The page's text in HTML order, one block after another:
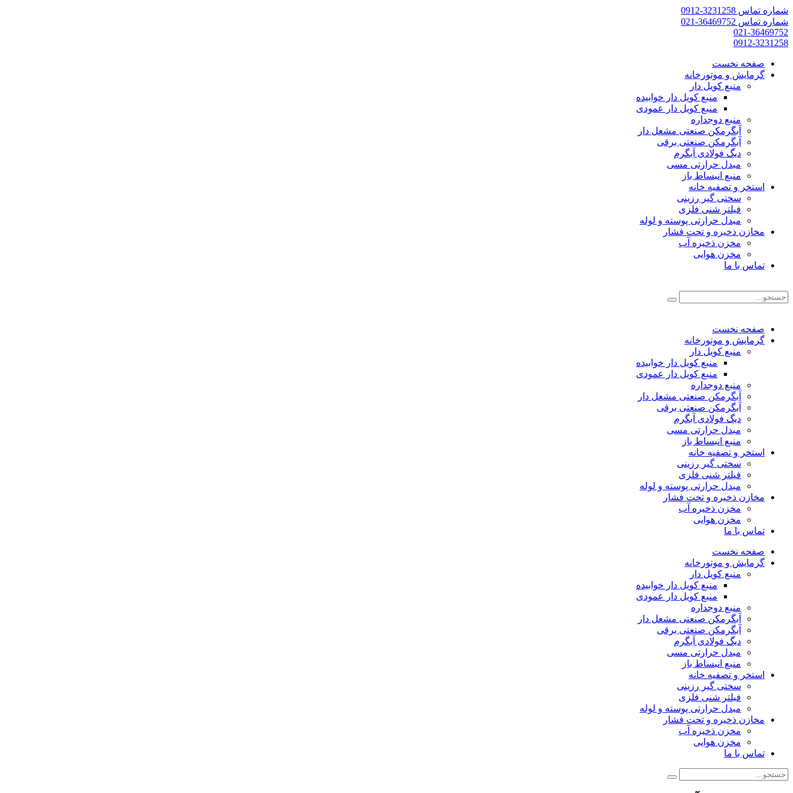
شماره تماس 3231258-0912
شماره تماس 36469752-021
021-36469752
0912-3231258
صفحه نخست
گرمایش و موتورخانه
منبع کویل دار
منبع کویل دار خوابیده
منبع کویل دار عمودی
منبع دوجداره
آبگرمکن صنعتی مشعل دار
آبگرمکن صنعتی برقی
دیگ فولادی آبگرم
مبدل حرارتی مسی
منبع انبساط باز
استخر و تصفیه خانه
سختی گیر رزینی
فیلتر شنی فلزی
مبدل حرارتی پوسته و لوله
مخازن ذخیره و تحت فشار
مخزن ذخیره آب
مخزن هوایی
تماس با ما
صفحه نخست
گرمایش و موتورخانه
منبع کویل دار
منبع کویل دار خوابیده
منبع کویل دار عمودی
منبع دوجداره
آبگرمکن صنعتی مشعل دار
آبگرمکن صنعتی برقی
دیگ فولادی آبگرم
مبدل حرارتی مسی
منبع انبساط باز
استخر و تصفیه خانه
سختی گیر رزینی
فیلتر شنی فلزی
مبدل حرارتی پوسته و لوله
مخازن ذخیره و تحت فشار
مخزن ذخیره آب
مخزن هوایی
تماس با ما
صفحه نخست
گرمایش و موتورخانه
منبع کویل دار
منبع کویل دار خوابیده
منبع کویل دار عمودی
منبع دوجداره
آبگرمکن صنعتی مشعل دار
آبگرمکن صنعتی برقی
دیگ فولادی آبگرم
مبدل حرارتی مسی
منبع انبساط باز
استخر و تصفیه خانه
سختی گیر رزینی
فیلتر شنی فلزی
مبدل حرارتی پوسته و لوله
مخازن ذخیره و تحت فشار
مخزن ذخیره آب
مخزن هوایی
تماس با ما